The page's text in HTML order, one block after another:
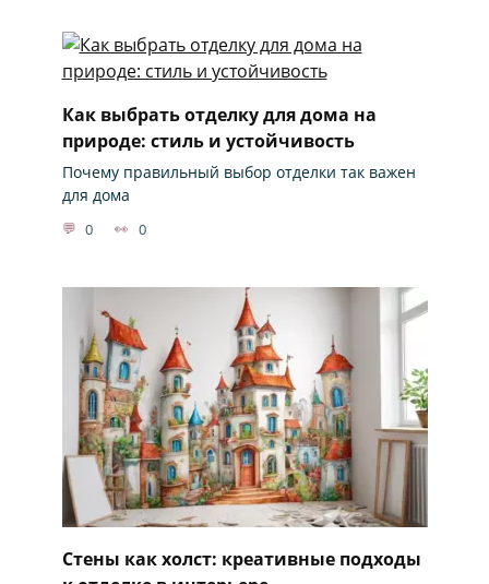
Как выбрать отделку для дома на
природе: стиль и устойчивость
Почему правильный выбор отделки так важен
для дома
0 0
Стены как холст: креативные подходы